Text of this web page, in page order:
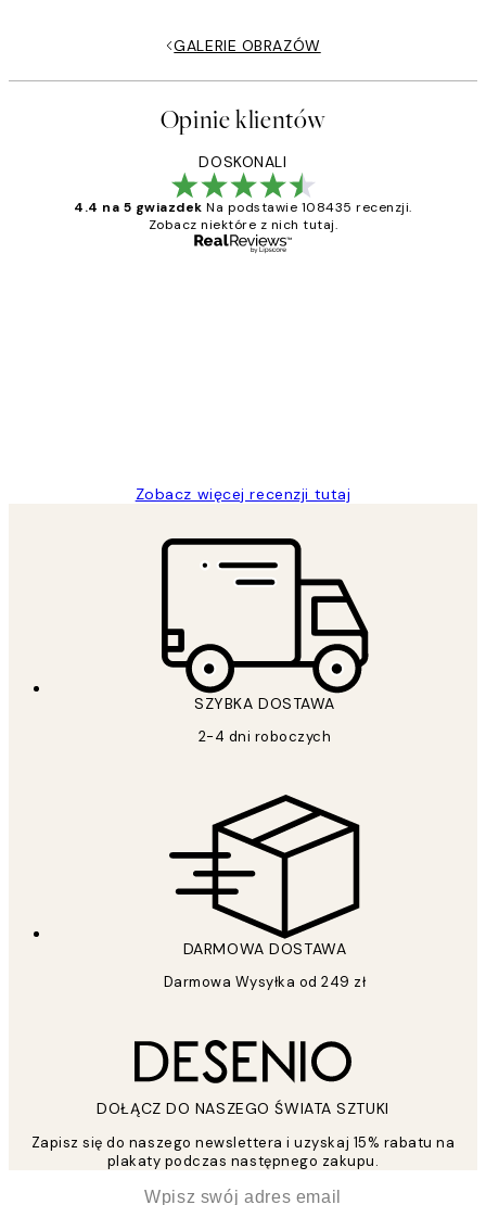
GALERIE OBRAZÓW
Opinie klientów
DOSKONALI
4.4 na 5 gwiazdek Na podstawie 108435 recenzji.
Zobacz niektóre z nich tutaj.
Zobacz więcej recenzji tutaj
SZYBKA DOSTAWA
2-4 dni roboczych
DARMOWA DOSTAWA
Darmowa Wysyłka od 249 zł
DOŁĄCZ DO NASZEGO ŚWIATA SZTUKI
Zapisz się do naszego newslettera i uzyskaj 15% rabatu na
plakaty podczas następnego zakupu.